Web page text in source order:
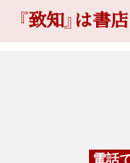
『致知』は書
電話